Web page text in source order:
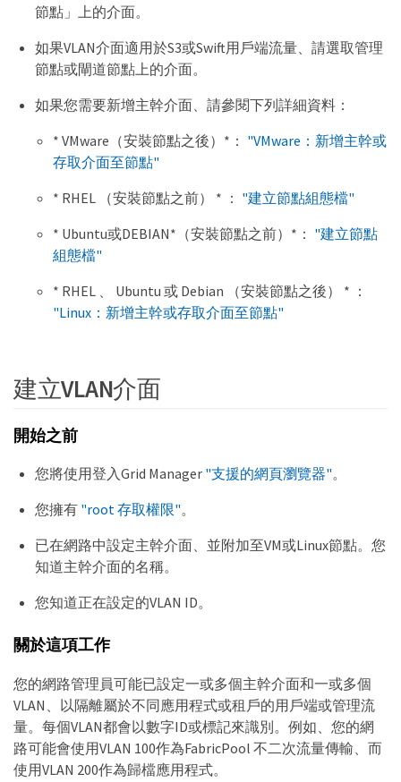
節點」上的介面。
如果VLAN介面適用於S3或Swift用戶端流量、請選取管理
節點或閘道節點上的介面。
如果您需要新增主幹介面、請參閱下列詳細資料：
* VMware（安裝節點之後）*： "VMware：新增主幹或
存取介面至節點"
* RHEL （安裝節點之前） * ： "建立節點組態檔"
* Ubuntu或DEBIAN*（安裝節點之前）*： "建立節點
組態檔"
* RHEL 、 Ubuntu 或 Debian （安裝節點之後） * ：
"Linux：新增主幹或存取介面至節點"
建立VLAN介面
開始之前
您將使用登入Grid Manager "支援的網頁瀏覽器"。
您擁有 "root 存取權限"。
已在網路中設定主幹介面、並附加至VM或Linux節點。您
知道主幹介面的名稱。
您知道正在設定的VLAN ID。
關於這項工作
您的網路管理員可能已設定一或多個主幹介面和一或多個
VLAN、以隔離屬於不同應用程式或租戶的用戶端或管理流
量。每個VLAN都會以數字ID或標記來識別。例如、您的網
路可能會使用VLAN 100作為FabricPool 不二次流量傳輸、而
使用VLAN 200作為歸檔應用程式。